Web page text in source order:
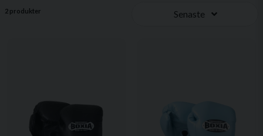
2 produkter Senaste